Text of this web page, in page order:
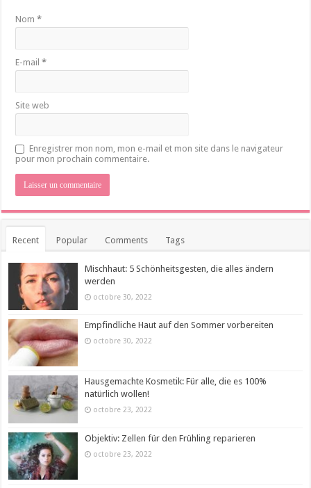
Nom*
E-mail*
Site web
Enregistrer mon nom, mon e-mail et mon site dans le navigateur
pour mon prochain commentaire.
Recent Popular Comments Tags
Mischhaut: 5 Schönheitsgesten, die alles ändern
werden
octobre 30, 2022
Empfindliche Haut auf den Sommer vorbereiten
octobre 30, 2022
Hausgemachte Kosmetik: Für alle, die es 100%
natürlich wollen!
octobre 23, 2022
Objektiv: Zellen für den Frühling reparieren
octobre 23, 2022